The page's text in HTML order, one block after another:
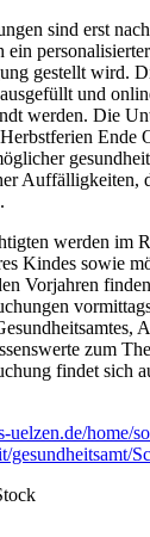
sind erst
gestellt wird.
und
werden. Die
Ende
Auffälligkeiten,
werden im
Kindes sowie
Vorjahren
zum
findet sich
uelzen.de/home/
gesundheitsamt/